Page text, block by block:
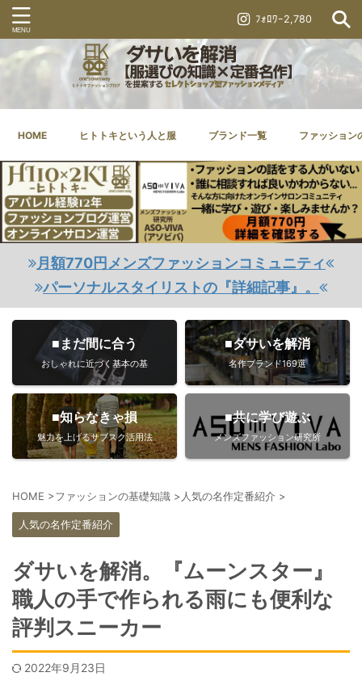
ﾌｫﾛﾜｰ2,780
HOME ヒトトキという人と服 ブランド一覧 ファッション
月額770円メンズファッションコミュニティ
パーソナルスタイリストの『詳細記事』。
■まだ間に合う
おしゃれに近づく基本の基
■ダサいを解消
名作ブランド169選
■知らなきゃ損
魅力を上げるサブスク活用法
■共に学び遊ぶ
メンズファッション研究所
HOME >ファッションの基礎知識 > 人気の名作定番紹介 >
人気の名作定番紹介
ダサいを解消。『ムーンスター』
職人の手で作られる雨にも便利な
評判スニーカー
2022年9月23日